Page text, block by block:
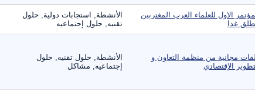
الاول للعلماء العرب المغتربين
غدا
الأنشطة, استجابات دولية, حلول
تقنيه, حلول إجتماعيه
مجانية من منظمة التعاون و
الإقتصادي
الأنشطة, حلول تقنيه, حلول
إجتماعيه, مشاكل